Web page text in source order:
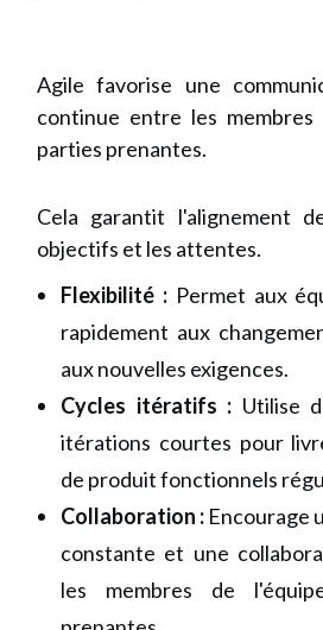
Agilefavorise une
continue entre les
parties prenantes.
Cela garantit l'alignement
objectifs et les attentes.
Flexibilité : Permet aux
rapidement aux
aux nouvelles exigences.
Cycles itératifs : Utilise
itérations courtes pour
de produit fonctionnels
Collaboration : Encourage
constante et une
les membres de